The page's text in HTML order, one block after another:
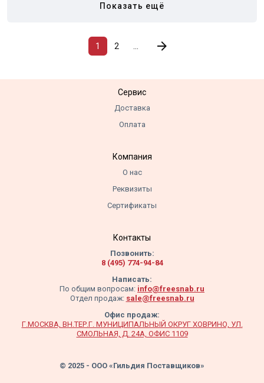
Показать ещё
1 2
Сервис
Доставка
Оплата
Компания
О нас
Реквизиты
Сертификаты
Контакты
Позвонить:
8 (495) 774-94-84
Написать:
По общим вопросам: info@freesnab.ru
Отдел продаж: sale@freesnab.ru
Офис продаж:
Г.МОСКВА, ВН.ТЕР.Г. МУНИЦИПАЛЬНЫЙ ОКРУГ ХОВРИНО, УЛ.
СМОЛЬНАЯ, Д. 24А, ОФИС 1109
© 2025 - ООО «Гильдия Поставщиков»